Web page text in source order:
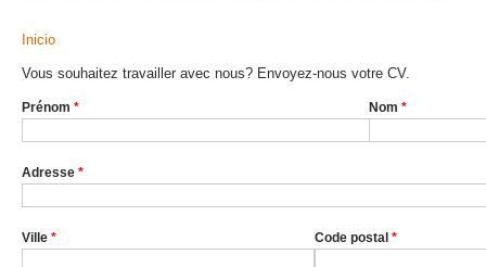
Se Encuentra Usted Aquí
Inicio
Vous souhaitez travailler avec nous? Envoyez-nous votre CV.
Prénom * Nom *
Adresse *
Ville * Code postal *